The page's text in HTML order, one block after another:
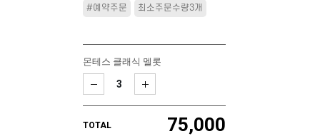
#예약주문 최소주문수량3개
몬테스 클래식 멜롯
TOTAL 75,000